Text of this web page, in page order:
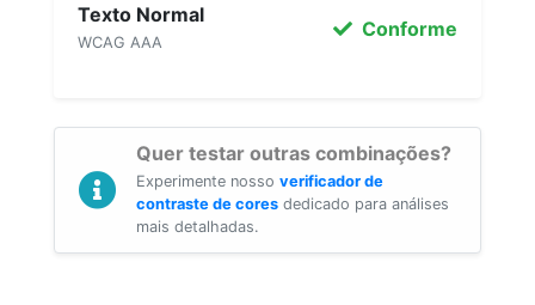
Texto Normal
WCAG AAA
Conforme
Quer testar outras combinações?
Experimente nosso verificador de
contraste de cores dedicado para análises
mais detalhadas.